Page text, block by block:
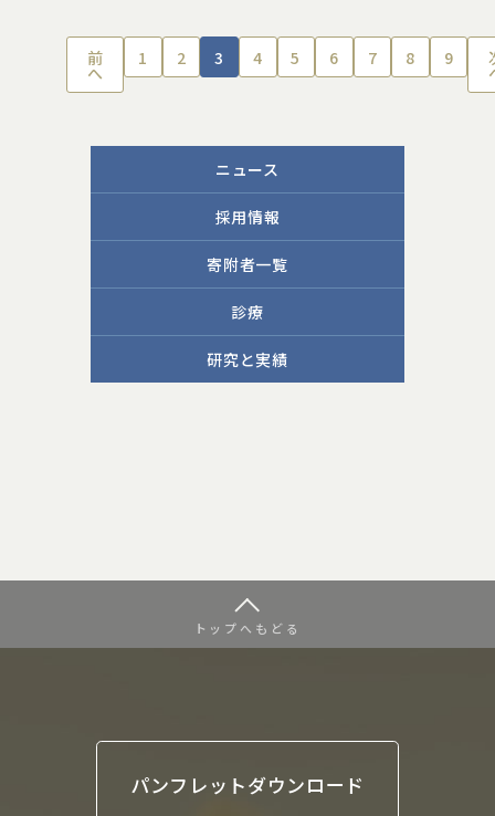
前
へ
1 2 3 4 5 6 7 8 9
ニュース
採用情報
寄附者一覧
診療
研究と実績
トップへもどる
パンフレットダウンロード